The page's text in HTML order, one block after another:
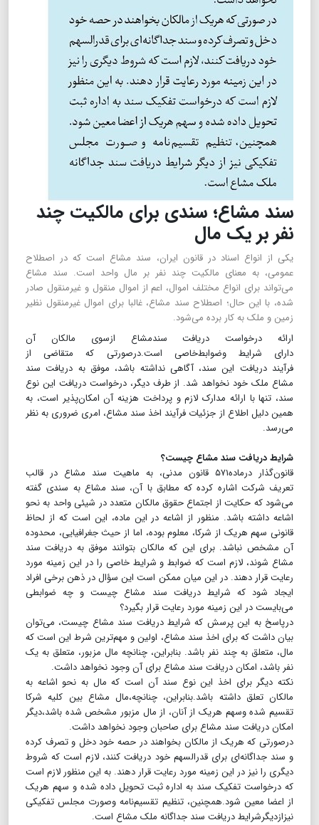
سند مشاع؛‌ سندی برای مالکیت چند
نفر بر یک مال
یکی از انواع اسناد در قانون ایران، سند مشاع است که در اصطلاح
عمومی، به معنای مالکیت چند نفر بر مال واحد است. سند مشاع
می‌تواند برای انواع مختلف اموال، اعم از اموال منقول و غیرمنقول صادر
شده، با این حال؛ اصطلاح سند مشاع، غالبا برای اموال غیرمنقول نظیر
زمین و ملک به کار برده می‌شود.
ارائه درخواست دریافت سندمشاع ازسوی مالکان آن
دارای شرایط وضوابط‌خاصی است.درصورتی که متقاضی از
فرآیند دریافت این سند، آگاهی نداشته باشد، موفق به دریافت سند
مشاع ملک خود نخواهد شد. از طرف دیگر، درخواست دریافت این نوع
سند، تنها با ارائه مدارک لازم و پرداخت هزینه آن امکان‌پذیر است، به
همین دلیل اطلاع از جزئیات فرآیند اخذ سند مشاع، امری ضروری به نظر
می‌رسد.
شرایط دریافت سند مشاع چیست؟
قانون‌گذار درماده۵۷۱ قانون مدنی، به ماهیت سند مشاع در قالب
تعریف شرکت اشاره کرده که مطابق با آن، سند مشاع به سندی گفته
می‌شود که حکایت از اجتماع حقوق مالکان متعدد در شیئی واحد به نحو
اشاعه داشته باشد. منظور از اشاعه در این ماده، این است که از لحاظ
قانونی سهم هریک از شرکا، معلوم بوده، اما از حیث جغرافیایی، محدوده
آن مشخص نباشد. برای این که مالکان بتوانند موفق به دریافت سند
مشاع شوند، لازم است که ضوابط و شرایط خاصی را در این زمینه مورد
رعایت قرار دهند. در این میان ممکن است این سؤال در ذهن برخی افراد
ایجاد شود که شرایط دریافت سند مشاع چیست و چه ضوابطی
می‌بایست در این زمینه مورد رعایت قرار بگیرد؟
درپاسخ به این پرسش که شرایط دریافت سند مشاع چیست، می‌توان
بیان داشت که برای اخذ سند مشاع، اولین و مهم‌ترین شرط این است که
مال، متعلق به چند نفر باشد. بنابراین، چنانچه مال مزبور، متعلق به یک
نفر باشد، امکان دریافت سند مشاع برای آن وجود نخواهد داشت.
نکته دیگر برای اخذ این نوع سند آن است که مال به نحو اشاعه به
مالکان تعلق داشته باشد.بنابراین، چنانچه،مال مشاع بین کلیه شرکا
تقسیم شده وسهم هریک از آنان، از مال مزبور مشخص شده باشد،دیگر
امکان دریافت سند مشاع برای صاحبان وجود نخواهد داشت.
درصورتی که هریک از مالکان بخواهند در حصه خود دخل و تصرف کرده
و سند جداگانه‌‌ای برای قدرالسهم خود دریافت کنند، لازم است که شروط
دیگری را نیز در این زمینه مورد رعایت قرار دهند. به این منظور لازم است
که درخواست تفکیک سند به اداره ثبت تحویل داده شده و سهم هریک
از اعضا معین شود.همچنین، تنظیم تقسیم‌نامه وصورت مجلس تفکیکی
نیزازدیگرشرایط دریافت سند جداگانه ملک مشاع است.